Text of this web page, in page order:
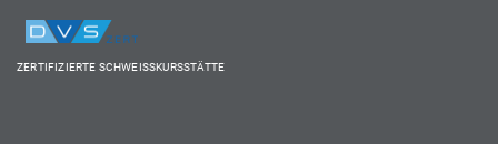
ZERTIFIZIERTE SCHWEISSKURSSTÄTTE